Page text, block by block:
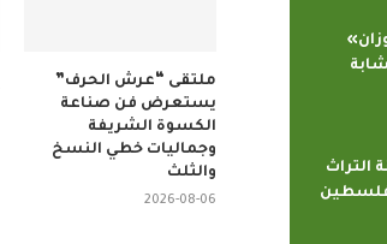
الـ48 للجنة التراث
فلسطين
ملتقى “عرش الحرف”
يستعرض فن صناعة
الكسوة الشريفة
وجماليات خطي النسخ
والثلث
2026-08-06